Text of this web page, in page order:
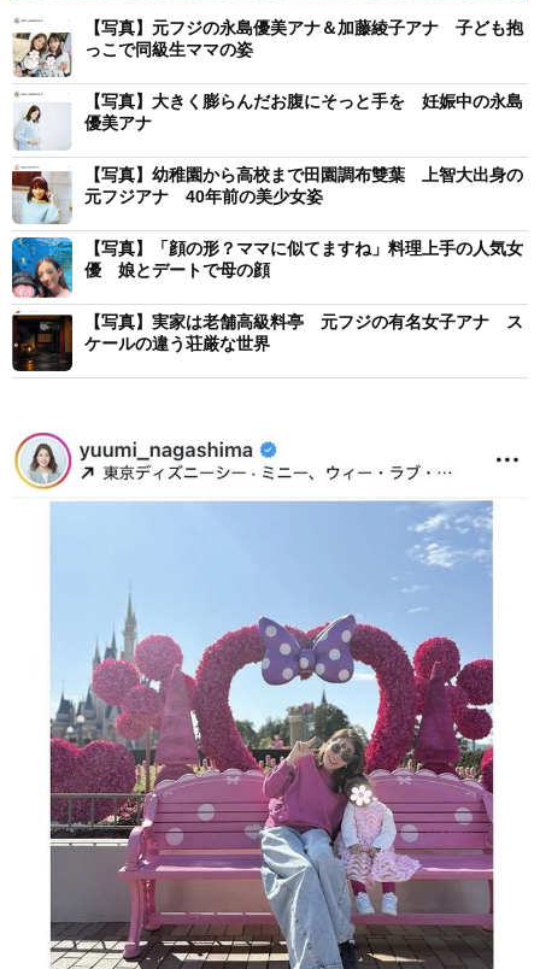
【写真】元フジの永島優美アナ＆加藤綾子アナ 子ども抱
っこで同級生ママの姿
【写真】大きく膨らんだお腹にそっと手を 妊娠中の永島
優美アナ
【写真】幼稚園から高校まで田園調布雙葉 上智大出身の
元フジアナ 40年前の美少女姿
【写真】「顔の形？ママに似てますね」料理上手の人気女
優 娘とデートで母の顔
【写真】実家は老舗高級料亭 元フジの有名女子アナ ス
ケールの違う荘厳な世界